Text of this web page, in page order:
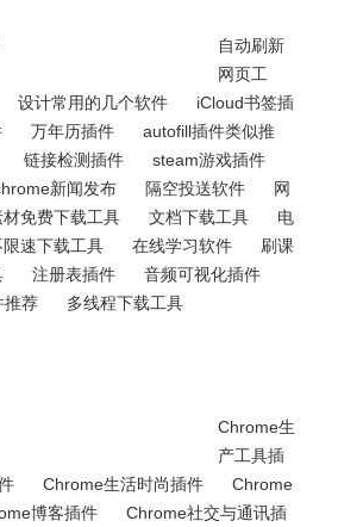
自动刷新
网页工
设计常用的几个软件
iCloud书签插
万年历插件
autofill插件类似推
链接检测插件
steam游戏插件
新闻发布 隔空投送软件
网
材免费下载工具 文档下载工具
电
速下载工具 在线学习软件
刷课
注册表插件
音频可视化插件
推荐 多线程下载工具
Chrome生
产工具插
Chrome生活时尚插件
Chrome
博客插件
Chrome社交与通讯插